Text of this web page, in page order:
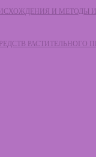
И МЕТОДЫ
РАСТИТЕЛЬНОГО